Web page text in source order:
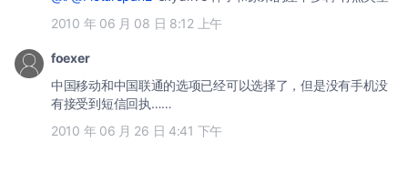
2010 年 06 月 08 日 8:12 上午
foexer
中国移动和中国联通的选项已经可以选择了，但是没有手机没
有接受到短信回执……
2010 年 06 月 26 日 4:41 下午